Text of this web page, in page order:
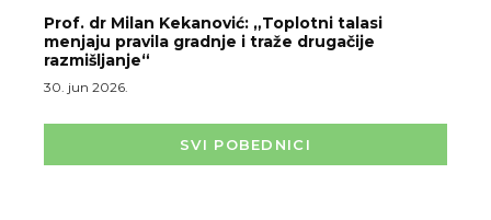
Prof. dr Milan Kekanović: „Toplotni talasi
menjaju pravila gradnje i traže drugačije
razmišljanje“
30. jun 2026.
SVI POBEDNICI